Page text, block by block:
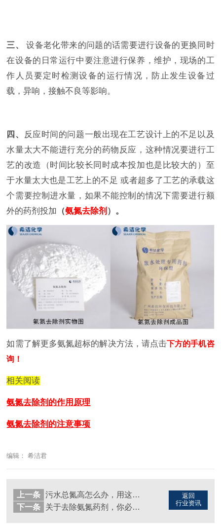
三、
设备老化带来的问题的话需要进行设备的更换同时
在设备的日常运行中要注意进行保养，维护，现场的工
作人员要定时检测设备的运行情况，防止发生设备过
载，异响，接触不良等影响。
四、
反应时间的问题一般出现在工艺设计上的不足以及
水量太大不能进行充分的药物反应，这种情况要进行工
艺的改造（时间比较长同时成本投加也是比较大的）至
于水量太大也是工艺上的不足 或者超多了工艺的承载这
个需要控制进水量，如果不能控制的情况下需要进行额
外的药剂投加 （氨氮去除剂 ）。
如需了解更多氨氮超标的解决方法，请点击下方的手机咨
询！
相关阅读
氨氮去除剂的作用原理
氨氮去除剂的注意事项
编辑： 希洁君
返回
行业资讯
上一条
污水总氮高怎么办，用这个方法（图）
下一条
关于去除氨氮药剂，你必须知道的事（图）